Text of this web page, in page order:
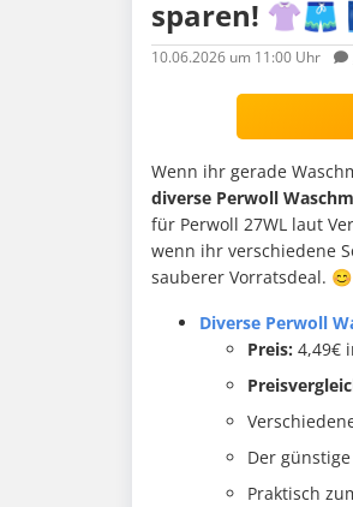
sparen!
10.06.2026 um 11:00 Uhr
Wenn ihr gerade
diverse Perwoll
für Perwoll 27WL laut
wenn ihr verschiedene
sauberer Vorratsdeal. 😊
Diverse Perwoll
Preis: 4,49€
Der
Praktisch